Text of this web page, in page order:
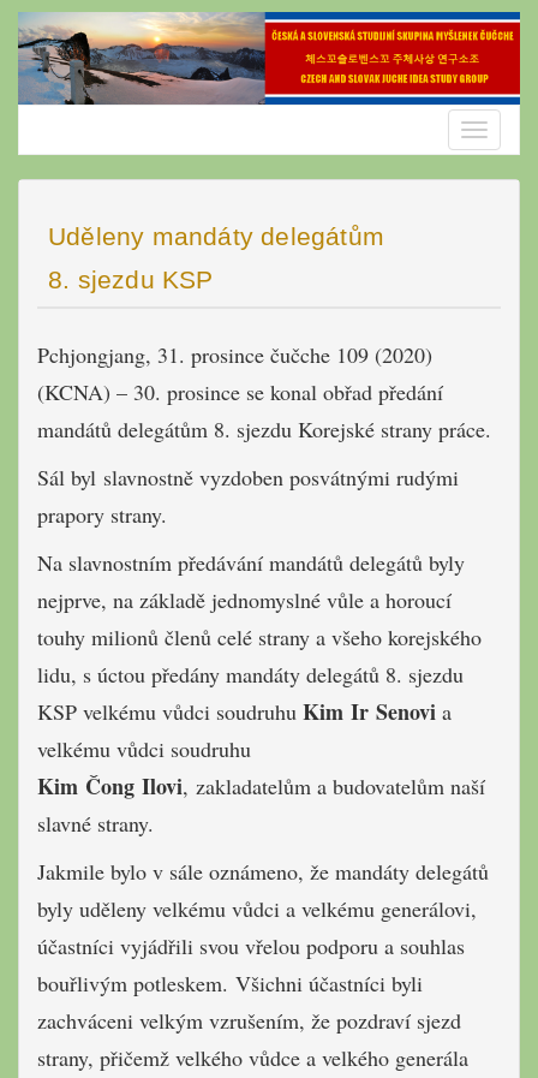
Skip
content
Toggle
Uděleny mandáty delegátům
8. sjezdu KSP
Pchjongjang, 31. prosince čučche 109 (2020)
(KCNA) – 30. prosince se konal obřad předání
mandátů delegátům 8. sjezdu Korejské strany práce.
Sál byl slavnostně vyzdoben posvátnými rudými
prapory strany.
Na slavnostním předávání mandátů delegátů byly
nejprve, na základě jednomyslné vůle a horoucí
touhy milionů členů celé strany a všeho korejského
lidu, s úctou předány mandáty delegátů 8. sjezdu
KSP velkému vůdci soudruhu Kim Ir Senovi a
velkému vůdci soudruhu
Kim Čong Ilovi, zakladatelům a budovatelům naší
slavné strany.
Jakmile bylo v sále oznámeno, že mandáty delegátů
byly uděleny velkému vůdci a velkému generálovi,
účastníci vyjádřili svou vřelou podporu a souhlas
bouřlivým potleskem. Všichni účastníci byli
zachváceni velkým vzrušením, že pozdraví sjezd
strany, přičemž velkého vůdce a velkého generála